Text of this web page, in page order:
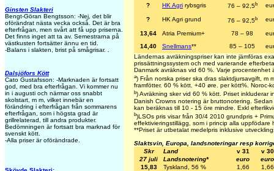
Ginsten Slakteri
Bengt-Göran Bengtsson: -Nej, det blir
oförändrat nästa vecka också. Det är bra
efterfrågan, men svårt att få upp priserna.
Det finns inget att ta av. Semestrarna på
västkusten fortsätter ännu en tid.
-Balans i slakten, brist på smågrisar. .
Dalsjöfors Kött
Cato Gustafsson: -Marknaden är fortsatt
god, med bra efterfrågan. Vi kommer nu
in i augusti och närmar oss snabbt
skolstart, m m, vilket innebär en
förändring i efterfrågan från sommarens
efterfrågan, som i högsta grad är
grillrelaterad, till andra produkter.
Bedömningen är fortsatt bra marknad för
svenskt kött.
-Alla priser är oförändrade.
? HK Agri rybsgris 76 – 92,5b
? HK Agri grund 76 – 92,5b
13,64 Atria Premium+ 78 – 98
14,40
Snellmans** 85 – 105
Ländernas avräkningspriser kan inte jämföras
prissättningssystem och med varierande
Danmark avräknas vid 60 %. Varje procentenhet
a) Från norska priser ska dras slaktdjursavgift, m
framfötter. 60 % kött. +40 øre. per kött%. Noroc-
b) Avräkning sker vid 60 % kött. Priset inkluderar
Danish Crowns notering är bruttonotering.
kan beräknas till 10 - 15 öre mindre. Exkl
b)LSOs pris visar från 30/4 2010 grundpris +
effektivieringstillägg, som i princip alla uppfödare
**Priset är utbetalat medelpris inklusive
Slaktsvin, Europa, landsnoteringar resp
Skr
Land v 31
v 30
27 juli
Landsnotering* euro
euro
15,83
Tyskland, 56 % 1,66
1,66